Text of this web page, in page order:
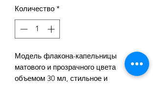
Количество *
Модель флакона-капельницы
матового и прозрачного цвета
объемом 30 мл, стильное и